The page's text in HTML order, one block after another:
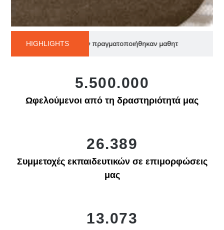
HIGHLIGHTS
πραγματοποιήθηκαν μαθητικά debates γύρω από την
5.500.000
Ωφελούμενοι από τη δραστηριότητά μας
26.389
Συμμετοχές εκπαιδευτικών σε επιμορφώσεις
μας
13.073